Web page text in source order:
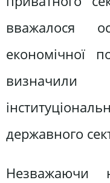
вважалося
економічної
державного
Незважаючи